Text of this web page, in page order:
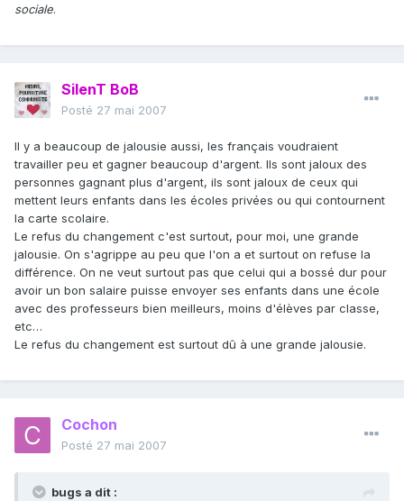
sociale.
SilenT BoB
Posté 27 mai 2007
Il y a beaucoup de jalousie aussi, les français voudraient
travailler peu et gagner beaucoup d'argent. Ils sont jaloux des
personnes gagnant plus d'argent, ils sont jaloux de ceux qui
mettent leurs enfants dans les écoles privées ou qui contournent
la carte scolaire.
Le refus du changement c'est surtout, pour moi, une grande
jalousie. On s'agrippe au peu que l'on a et surtout on refuse la
différence. On ne veut surtout pas que celui qui a bossé dur pour
avoir un bon salaire puisse envoyer ses enfants dans une école
avec des professeurs bien meilleurs, moins d'élèves par classe,
etc…
Le refus du changement est surtout dû à une grande jalousie.
Cochon
Posté 27 mai 2007
bugs a dit :